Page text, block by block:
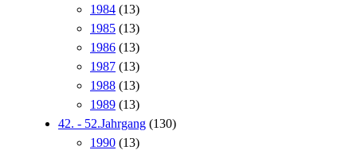
1984 (13)
1985 (13)
1986 (13)
1987 (13)
1988 (13)
1989 (13)
42. - 52.Jahrgang (130)
1990 (13)